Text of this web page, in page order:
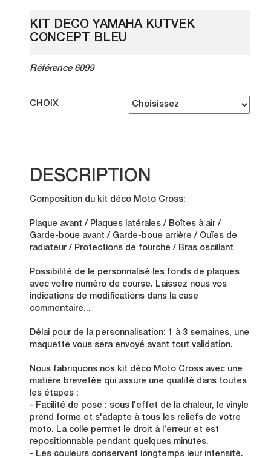
KIT DECO YAMAHA KUTVEK
CONCEPT BLEU
Référence 6099
CHOIX
DESCRIPTION
Composition du kit déco Moto Cross:
Plaque avant / Plaques latérales / Boîtes à air /
Garde-boue avant / Garde-boue arrière / Ouïes de
radiateur / Protections de fourche / Bras oscillant
Possibilité de le personnalisé les fonds de plaques
avec votre numéro de course. Laissez nous vos
indications de modifications dans la case
commentaire...
Délai pour de la personnalisation: 1 à 3 semaines, une
maquette vous sera envoyé avant tout validation.
Nous fabriquons nos kit déco Moto Cross avec une
matière brevetée qui assure une qualité dans toutes
les étapes :
- Facilité de pose : sous l'effet de la chaleur, le vinyle
prend forme et s'adapte à tous les reliefs de votre
moto. La colle permet le droit à l'erreur et est
repositionnable pendant quelques minutes.
- Les couleurs conservent longtemps leur intensité.